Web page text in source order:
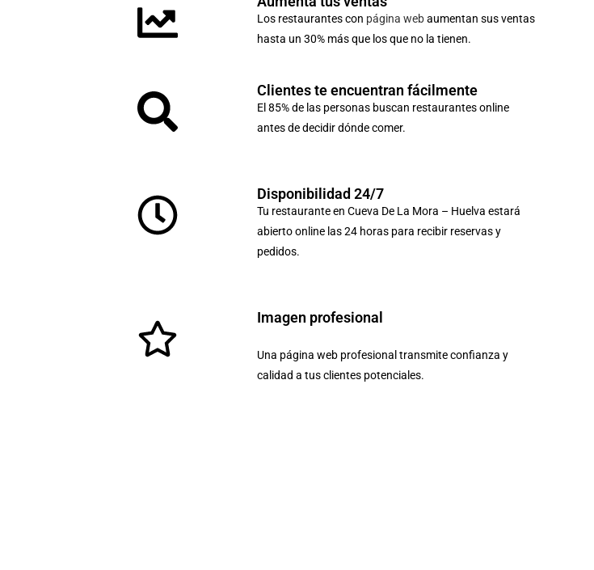
Los restaurantes con página webaumentan sus ventas
hasta un 30% más que los que no la tienen.
Clientes te encuentran fácilmente
El 85% de las personas buscan restaurantes online
antes de decidir dónde comer.
Disponibilidad 24/7
Tu restaurante en Cueva De La Mora – Huelva estará
abierto online las 24 horas para recibir reservas y
pedidos.
Imagen profesional
Una página web profesional transmite confianza y
calidad a tus clientes potenciales.